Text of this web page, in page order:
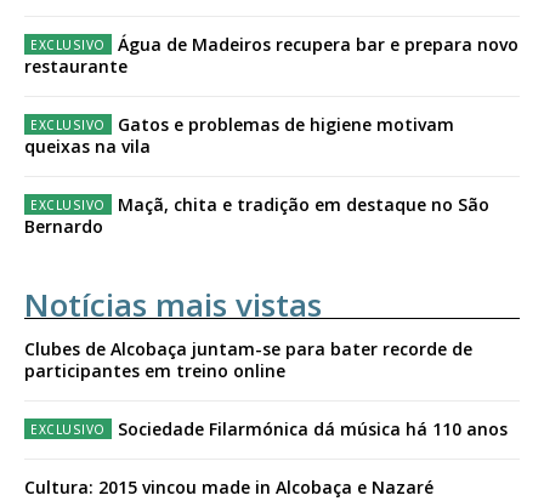
Água de Madeiros recupera bar e prepara novo
restaurante
Gatos e problemas de higiene motivam
queixas na vila
Maçã, chita e tradição em destaque no São
Bernardo
Notícias mais vistas
Clubes de Alcobaça juntam-se para bater recorde de
participantes em treino online
Sociedade Filarmónica dá música há 110 anos
Cultura: 2015 vincou made in Alcobaça e Nazaré